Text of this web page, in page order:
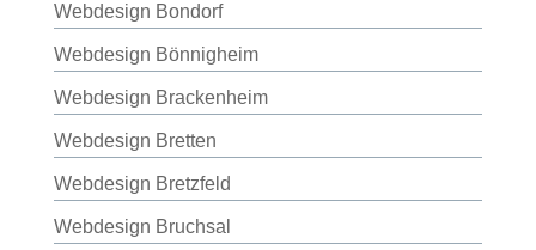
Webdesign Bondorf
Webdesign Bönnigheim
Webdesign Brackenheim
Webdesign Bretten
Webdesign Bretzfeld
Webdesign Bruchsal